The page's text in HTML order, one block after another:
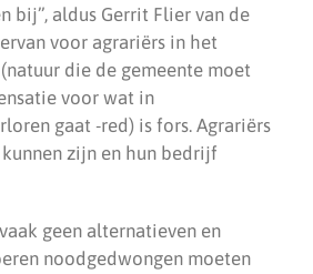
bij”, aldus Gerrit Flier van de
voor agrariërs in het
die de gemeente moet
voor wat in
gaat -red) is fors. Agrariërs
zijn en hun bedrijf
geen alternatieven en
noodgedwongen moeten